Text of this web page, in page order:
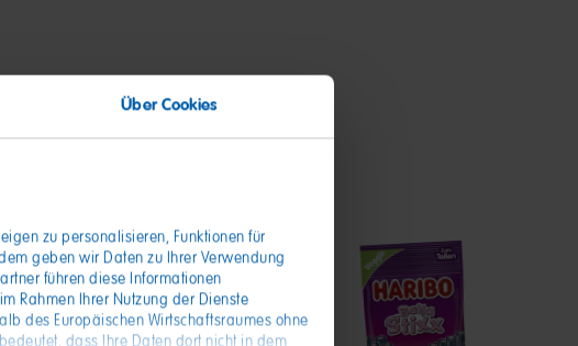
Über Cookies
zu personalisieren, Funktionen für
geben wir Daten zu Ihrer Verwendung
führen diese Informationen
Rahmen Ihrer Nutzung der Dienste
des Europäischen Wirtschaftsraumes ohne
dass Ihre Daten dort nicht in dem